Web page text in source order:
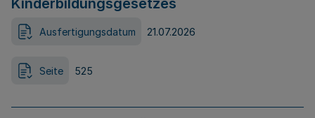
Kinderbildungsgesetzes
Ausfertigungsdatum 21.07.2026
Seite 525